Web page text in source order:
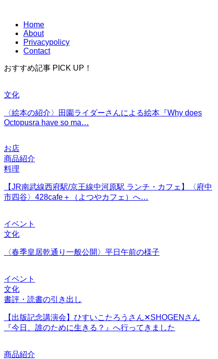
Home
About
Privacypolicy
Contact
おすすめ記事 PICK UP！
文化
〈絵本の紹介〉田園ライダーさんによる絵本『Why does
Octopusra have so ma…
お店
商品紹介
料理
【JR南武線西府駅/京王線中河原駅 ランチ・カフェ】〈府中
市四谷〉428cafe＋（よつやカフェ）へ…
イベント
文化
〈春季皇居乾通り一般公開〉平日午前の様子
イベント
文化
書評・読書の引き出し
【出版記念講演会】ひすいこたろうさん✕SHOGENさん
『今日、誰のために生きる？』へ行ってきました
商品紹介